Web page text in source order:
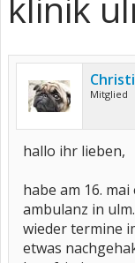
Christi
Mitglied
hallo ihr lieben,
habe am 16.
ambulanz in
wieder termine
etwas